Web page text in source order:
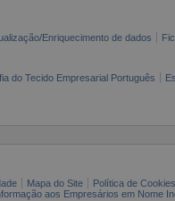
Enriquecimento de dados
do Tecido Empresarial Português
Mapa do Site Política de Cookies
aos Empresários em Nome